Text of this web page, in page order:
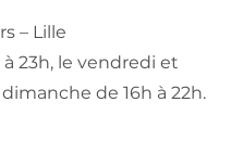
– Lille
23h, le vendredi et
de 16h à 22h.